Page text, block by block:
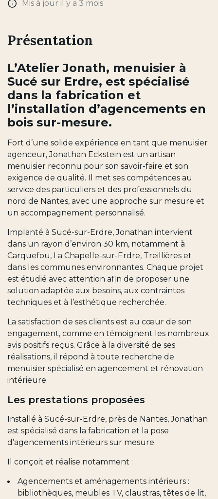
Mis à jour il y a 3 mois
Présentation
L’Atelier Jonath, menuisier à
Sucé sur Erdre, est spécialisé
dans la fabrication et
l’installation d’agencements en
bois sur-mesure.
Fort d’une solide expérience en tant que menuisier
agenceur, Jonathan Eckstein est un artisan
menuisier reconnu pour son savoir-faire et son
exigence de qualité. Il met ses compétences au
service des particuliers et des professionnels du
nord de Nantes, avec une approche sur mesure et
un accompagnement personnalisé.
Implanté à Sucé-sur-Erdre, Jonathan intervient
dans un rayon d’environ 30 km, notamment à
Carquefou, La Chapelle-sur-Erdre, Treillières et
dans les communes environnantes. Chaque projet
est étudié avec attention afin de proposer une
solution adaptée aux besoins, aux contraintes
techniques et à l’esthétique recherchée.
La satisfaction de ses clients est au cœur de son
engagement, comme en témoignent les nombreux
avis positifs reçus. Grâce à la diversité de ses
réalisations, il répond à toute recherche de
menuisier spécialisé en agencement et rénovation
intérieure.
Les prestations proposées
Installé à Sucé-sur-Erdre, près de Nantes, Jonathan
est spécialisé dans la fabrication et la pose
d’agencements intérieurs sur mesure.
Il conçoit et réalise notamment :
Agencements et aménagements intérieurs :
bibliothèques, meubles TV, claustras, têtes de lit,